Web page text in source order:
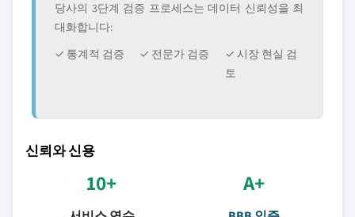
당사의 3단계 검증 프로세스는 데이터 신뢰성을 최
대화합니다:
✓ 통계적 검증
✓ 전문가 검증
✓ 시장 현실 검
토
신뢰와 신용
10+ A+